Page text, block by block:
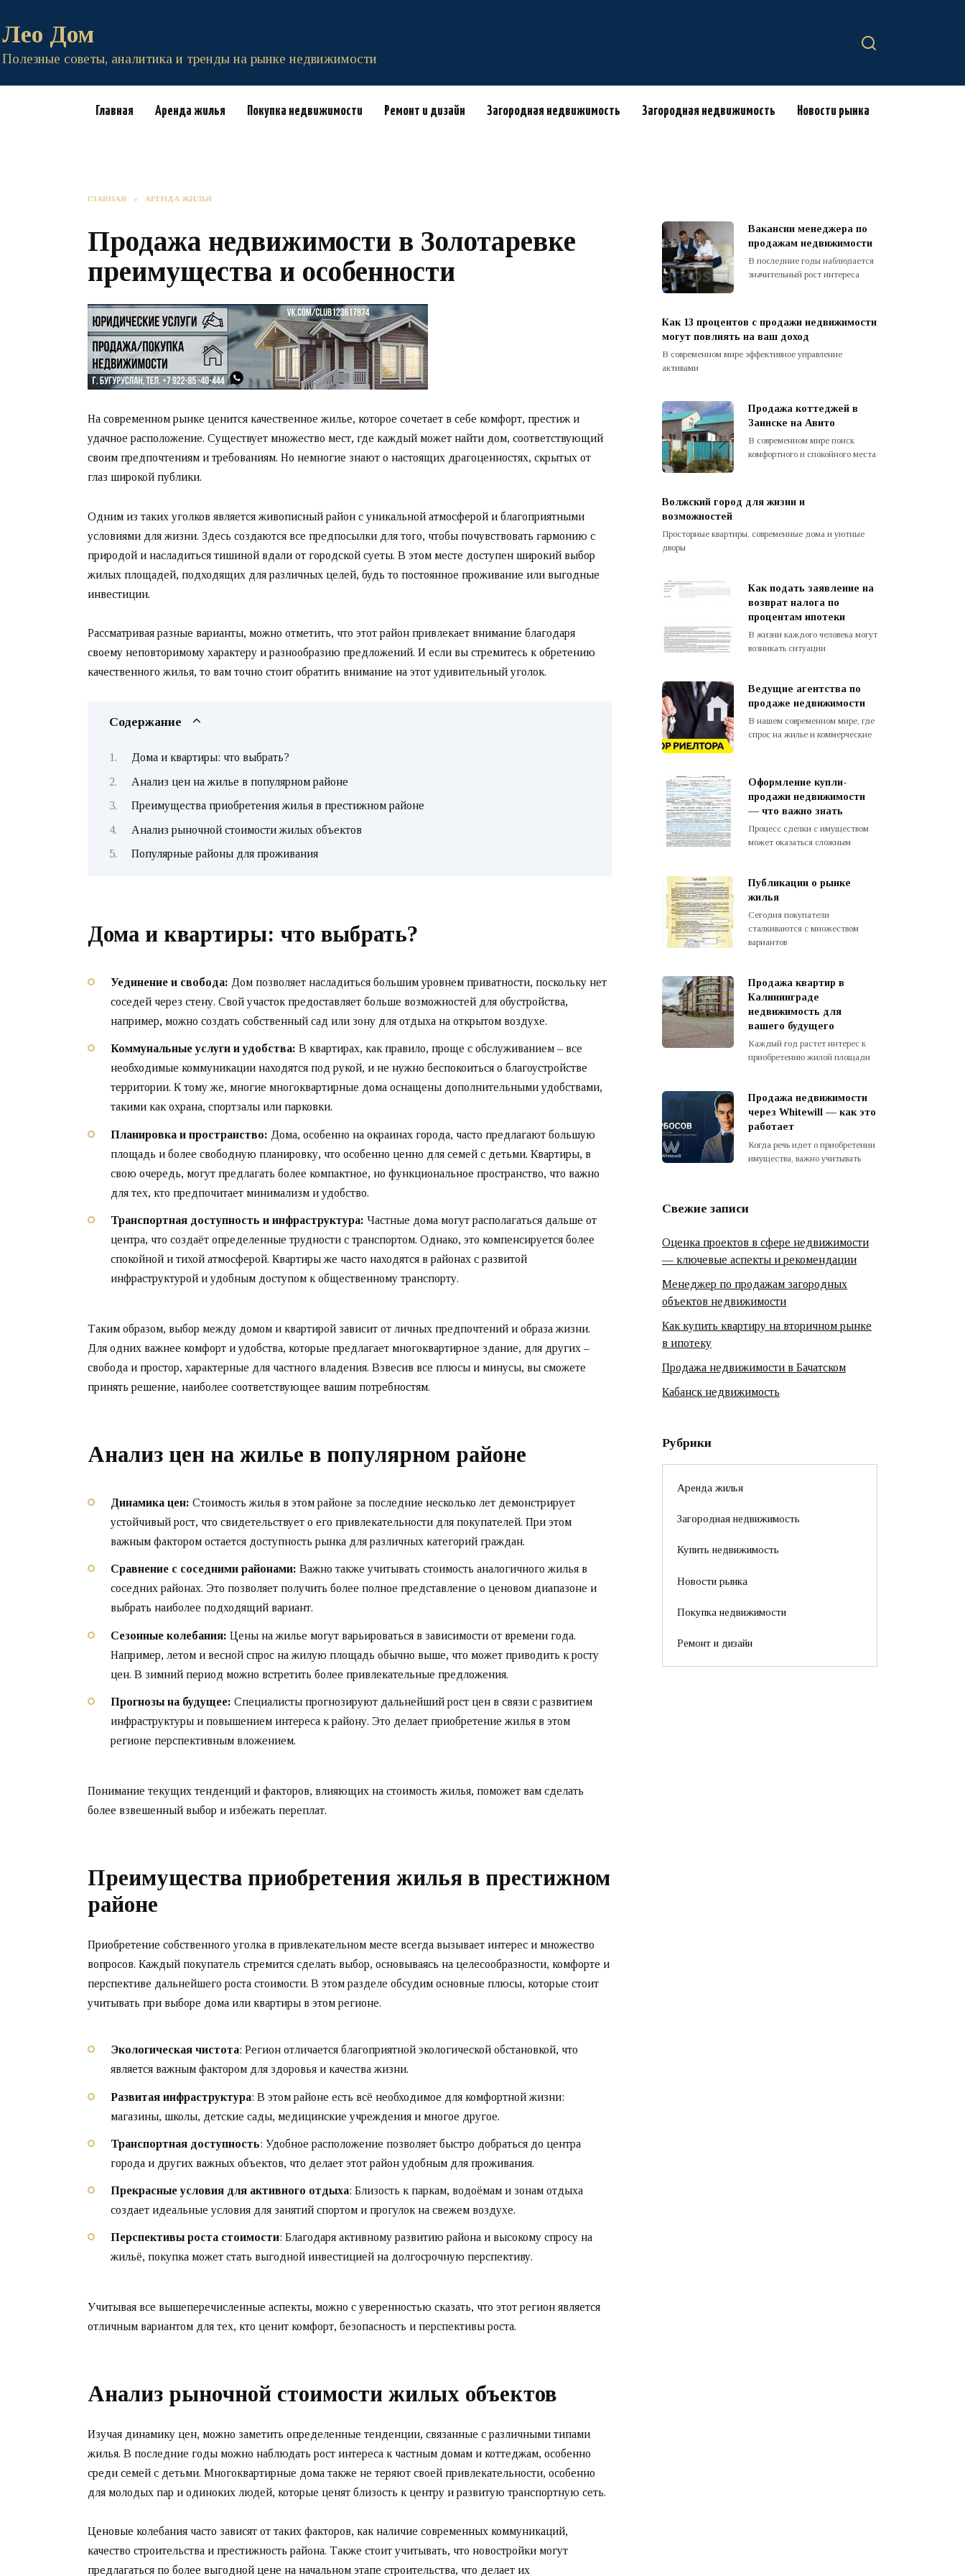
содержанию
Лео Дом
Полезные советы, аналитика и тренды на рынке недвижимости
Главная Аренда жилья Покупка недвижимости Ремонт и дизайн Загородная недвижимость Загородная недвижимость Новости рынка
ГЛАВНАЯ » АРЕНДА ЖИЛЬЯ
Продажа недвижимости в Золотаревке
преимущества и особенности
На современном рынке ценится качественное жилье, которое сочетает в себе комфорт, престиж и
удачное расположение. Существует множество мест, где каждый может найти дом, соответствующий
своим предпочтениям и требованиям. Но немногие знают о настоящих драгоценностях, скрытых от
глаз широкой публики.
Одним из таких уголков является живописный район с уникальной атмосферой и благоприятными
условиями для жизни. Здесь создаются все предпосылки для того, чтобы почувствовать гармонию с
природой и насладиться тишиной вдали от городской суеты. В этом месте доступен широкий выбор
жилых площадей, подходящих для различных целей, будь то постоянное проживание или выгодные
инвестиции.
Рассматривая разные варианты, можно отметить, что этот район привлекает внимание благодаря
своему неповторимому характеру и разнообразию предложений. И если вы стремитесь к обретению
качественного жилья, то вам точно стоит обратить внимание на этот удивительный уголок.
Содержание
Дома и квартиры: что выбрать?
Анализ цен на жилье в популярном районе
Преимущества приобретения жилья в престижном районе
Анализ рыночной стоимости жилых объектов
Популярные районы для проживания
Дома и квартиры: что выбрать?
Уединение и свобода: Дом позволяет насладиться большим уровнем приватности, поскольку нет
соседей через стену. Свой участок предоставляет больше возможностей для обустройства,
например, можно создать собственный сад или зону для отдыха на открытом воздухе.
Коммунальные услуги и удобства: В квартирах, как правило, проще с обслуживанием – все
необходимые коммуникации находятся под рукой, и не нужно беспокоиться о благоустройстве
территории. К тому же, многие многоквартирные дома оснащены дополнительными удобствами,
такими как охрана, спортзалы или парковки.
Планировка и пространство: Дома, особенно на окраинах города, часто предлагают большую
площадь и более свободную планировку, что особенно ценно для семей с детьми. Квартиры, в
свою очередь, могут предлагать более компактное, но функциональное пространство, что важно
для тех, кто предпочитает минимализм и удобство.
Транспортная доступность и инфраструктура: Частные дома могут располагаться дальше от
центра, что создаёт определенные трудности с транспортом. Однако, это компенсируется более
спокойной и тихой атмосферой. Квартиры же часто находятся в районах с развитой
инфраструктурой и удобным доступом к общественному транспорту.
Таким образом, выбор между домом и квартирой зависит от личных предпочтений и образа жизни.
Для одних важнее комфорт и удобства, которые предлагает многоквартирное здание, для других –
свобода и простор, характерные для частного владения. Взвесив все плюсы и минусы, вы сможете
принять решение, наиболее соответствующее вашим потребностям.
Анализ цен на жилье в популярном районе
Динамика цен: Стоимость жилья в этом районе за последние несколько лет демонстрирует
устойчивый рост, что свидетельствует о его привлекательности для покупателей. При этом
важным фактором остается доступность рынка для различных категорий граждан.
Сравнение с соседними районами: Важно также учитывать стоимость аналогичного жилья в
соседних районах. Это позволяет получить более полное представление о ценовом диапазоне и
выбрать наиболее подходящий вариант.
Сезонные колебания: Цены на жилье могут варьироваться в зависимости от времени года.
Например, летом и весной спрос на жилую площадь обычно выше, что может приводить к росту
цен. В зимний период можно встретить более привлекательные предложения.
Прогнозы на будущее: Специалисты прогнозируют дальнейший рост цен в связи с развитием
инфраструктуры и повышением интереса к району. Это делает приобретение жилья в этом
регионе перспективным вложением.
Понимание текущих тенденций и факторов, влияющих на стоимость жилья, поможет вам сделать
более взвешенный выбор и избежать переплат.
Преимущества приобретения жилья в престижном
районе
Приобретение собственного уголка в привлекательном месте всегда вызывает интерес и множество
вопросов. Каждый покупатель стремится сделать выбор, основываясь на целесообразности, комфорте и
перспективе дальнейшего роста стоимости. В этом разделе обсудим основные плюсы, которые стоит
учитывать при выборе дома или квартиры в этом регионе.
Экологическая чистота: Регион отличается благоприятной экологической обстановкой, что
является важным фактором для здоровья и качества жизни.
Развитая инфраструктура: В этом районе есть всё необходимое для комфортной жизни:
магазины, школы, детские сады, медицинские учреждения и многое другое.
Транспортная доступность: Удобное расположение позволяет быстро добраться до центра
города и других важных объектов, что делает этот район удобным для проживания.
Прекрасные условия для активного отдыха: Близость к паркам, водоёмам и зонам отдыха
создает идеальные условия для занятий спортом и прогулок на свежем воздухе.
Перспективы роста стоимости: Благодаря активному развитию района и высокому спросу на
жильё, покупка может стать выгодной инвестицией на долгосрочную перспективу.
Учитывая все вышеперечисленные аспекты, можно с уверенностью сказать, что этот регион является
отличным вариантом для тех, кто ценит комфорт, безопасность и перспективы роста.
Анализ рыночной стоимости жилых объектов
Изучая динамику цен, можно заметить определенные тенденции, связанные с различными типами
жилья. В последние годы можно наблюдать рост интереса к частным домам и коттеджам, особенно
среди семей с детьми. Многоквартирные дома также не теряют своей привлекательности, особенно
для молодых пар и одиноких людей, которые ценят близость к центру и развитую транспортную сеть.
Ценовые колебания часто зависят от таких факторов, как наличие современных коммуникаций,
качество строительства и престижность района. Также стоит учитывать, что новостройки могут
предлагаться по более выгодной цене на начальном этапе строительства, что делает их
Вакансии менеджера по
продажам недвижимости
В последние годы наблюдается
значительный рост интереса
Как 13 процентов с продажи недвижимости
могут повлиять на ваш доход
В современном мире эффективное управление
активами
Продажа коттеджей в
Заинске на Авито
В современном мире поиск
комфортного и спокойного места
Волжский город для жизни и
возможностей
Просторные квартиры, современные дома и уютные
дворы
Как подать заявление на
возврат налога по
процентам ипотеки
В жизни каждого человека могут
возникать ситуации
Ведущие агентства по
продаже недвижимости
В нашем современном мире, где
спрос на жилье и коммерческие
Оформление купли-
продажи недвижимости
— что важно знать
Процесс сделки с имуществом
может оказаться сложным
Публикации о рынке
жилья
Сегодня покупатели
сталкиваются с множеством
вариантов
Продажа квартир в
Калининграде
недвижимость для
вашего будущего
Каждый год растет интерес к
приобретению жилой площади
Продажа недвижимости
через Whitewill — как это
работает
Когда речь идет о приобретении
имущества, важно учитывать
Свежие записи
Оценка проектов в сфере недвижимости
— ключевые аспекты и рекомендации
Менеджер по продажам загородных
объектов недвижимости
Как купить квартиру на вторичном рынке
в ипотеку
Продажа недвижимости в Бачатском
Кабанск недвижимость
Рубрики
Аренда жилья
Загородная недвижимость
Купить недвижимость
Новости рынка
Покупка недвижимости
Ремонт и дизайн